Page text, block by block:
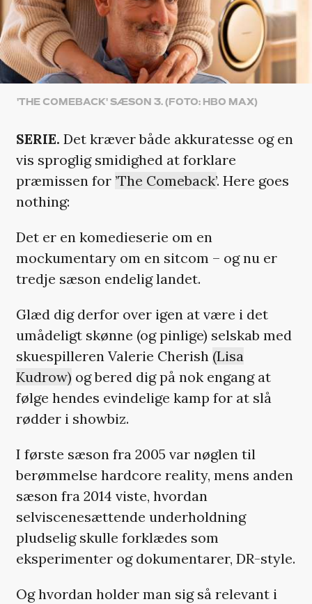
'THE COMEBACK' SÆSON 3. (FOTO: HBO MAX)
SERIE. Det kræver både akkuratesse og en
vis sproglig smidighed at forklare
præmissen for ’The Comeback’. Here goes
nothing:
Det er en komedieserie om en
mockumentary om en sitcom – og nu er
tredje sæson endelig landet.
Glæd dig derfor over igen at være i det
umådeligt skønne (og pinlige) selskab med
skuespilleren Valerie Cherish (Lisa
Kudrow) og bered dig på nok engang at
følge hendes evindelige kamp for at slå
rødder i showbiz.
I første sæson fra 2005 var nøglen til
berømmelse hardcore reality, mens anden
sæson fra 2014 viste, hvordan
selviscenesættende underholdning
pludselig skulle forklædes som
eksperimenter og dokumentarer, DR-style.
Og hvordan holder man sig så relevant i